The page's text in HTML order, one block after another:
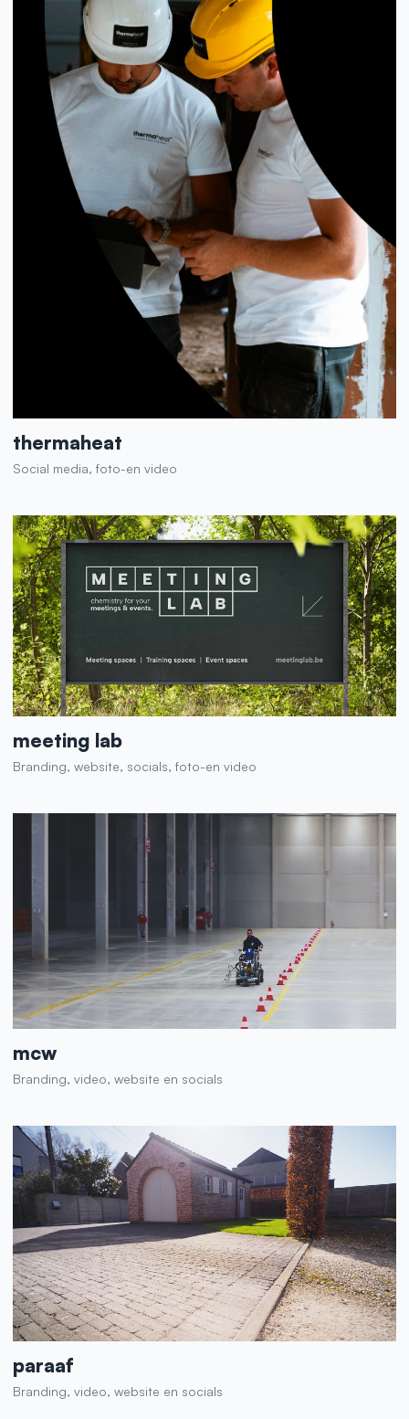
thermaheat
Social media, foto-en video
meeting lab
Branding, website, socials, foto-en video
mcw
Branding, video, website en socials
paraaf
Branding, video, website en socials